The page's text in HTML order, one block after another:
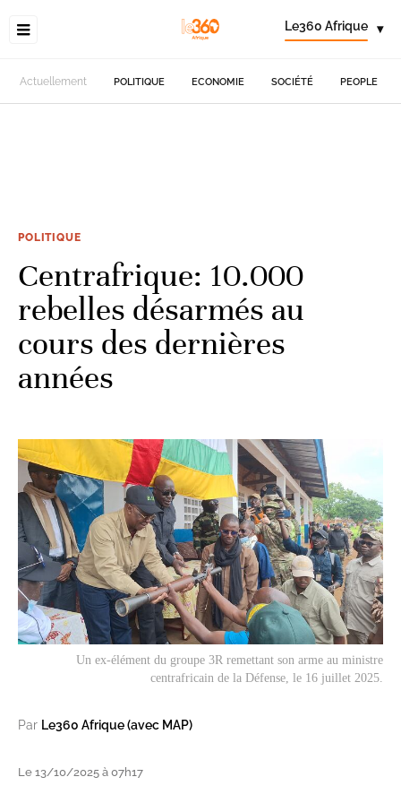
Le360 Afrique ▾
Actuellement POLITIQUE ECONOMIE SOCIÉTÉ PEOPLE
POLITIQUE
Centrafrique: 10.000
rebelles désarmés au
cours des dernières
années
Un ex-élément du groupe 3R remettant son arme au ministre
centrafricain de la Défense, le 16 juillet 2025.
Par Le360 Afrique (avec MAP)
Le 13/10/2025 à 07h17